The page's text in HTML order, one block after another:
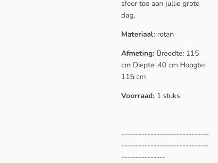
sfeer toe aan jullie grote
dag.
Materiaal: rotan
Afmeting: Breedte: 115
cm Diepte: 40 cm Hoogte:
115 cm
Voorraad: 1 stuks
------------------------------
------------------------------
---------------